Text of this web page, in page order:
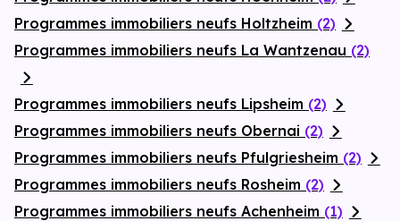
Programmes immobiliers neufs Holtzheim (2)
Programmes immobiliers neufs La Wantzenau (2)
Programmes immobiliers neufs Lipsheim (2)
Programmes immobiliers neufs Obernai (2)
Programmes immobiliers neufs Pfulgriesheim (2)
Programmes immobiliers neufs Rosheim (2)
Programmes immobiliers neufs Achenheim (1)